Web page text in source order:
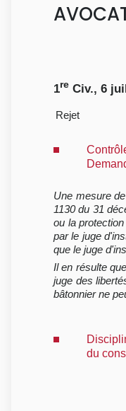
1re Civ., 6
Rejet
Une mesure
1130 du 31
ou la
par le juge
que le juge
Il en résulte
juge des
bâtonnier ne
du